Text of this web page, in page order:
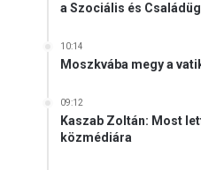
a Szociális és
10:14
Moszkvába megy a
09:12
Kaszab Zoltán: Most
közmédiára